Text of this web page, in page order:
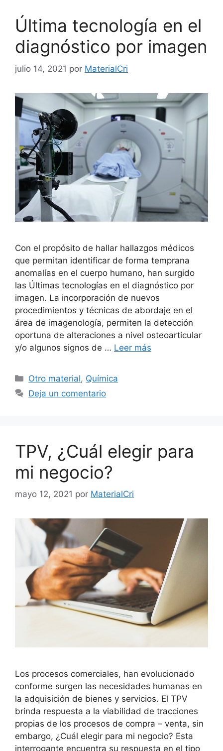
Última tecnología en el
diagnóstico por imagen
julio 14, 2021 por MaterialCri
Con el propósito de hallar hallazgos médicos
que permitan identificar de forma temprana
anomalías en el cuerpo humano, han surgido
las Últimas tecnologías en el diagnóstico por
imagen. La incorporación de nuevos
procedimientos y técnicas de abordaje en el
área de imagenología, permiten la detección
oportuna de alteraciones a nivel osteoarticular
y/o algunos signos de … Leer más
Categorías
Otro material, Química
Deja un comentario
TPV, ¿Cuál elegir para
mi negocio?
mayo 12, 2021 por MaterialCri
Los procesos comerciales, han evolucionado
conforme surgen las necesidades humanas en
la adquisición de bienes y servicios. El TPV
brinda respuesta a la viabilidad de tracciones
propias de los procesos de compra – venta, sin
embargo, ¿Cuál elegir para mi negocio? Esta
interrogante encuentra su respuesta en el tipo